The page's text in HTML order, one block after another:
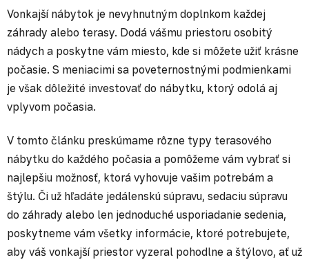
Vonkajší nábytok je nevyhnutným doplnkom každej
záhrady alebo terasy. Dodá vášmu priestoru osobitý
nádych a poskytne vám miesto, kde si môžete užiť krásne
počasie. S meniacimi sa poveternostnými podmienkami
je však dôležité investovať do nábytku, ktorý odolá aj
vplyvom počasia.
V tomto článku preskúmame rôzne typy terasového
nábytku do každého počasia a pomôžeme vám vybrať si
najlepšiu možnosť, ktorá vyhovuje vašim potrebám a
štýlu. Či už hľadáte jedálenskú súpravu, sedaciu súpravu
do záhrady alebo len jednoduché usporiadanie sedenia,
poskytneme vám všetky informácie, ktoré potrebujete,
aby váš vonkajší priestor vyzeral pohodlne a štýlovo, ať už